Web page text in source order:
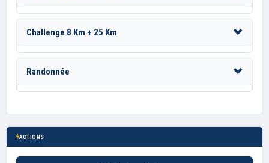
Challenge 8 Km + 25 Km
Randonnée
ACTIONS